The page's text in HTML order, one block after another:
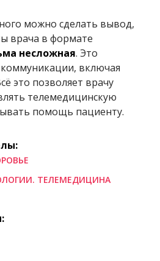
можно сделать вывод,
врача в формате
несложная. Это
включая
это позволяет врачу
телемедицинскую
помощь пациенту.
ТЕЛЕМЕДИЦИНА